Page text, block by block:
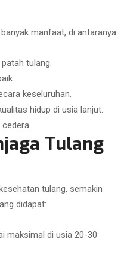
manfaat, di antaranya:
tulang.
keseluruhan.
hidup di usia lanjut.
Tulang
tulang, semakin
didapat:
maksimal di usia 20-30